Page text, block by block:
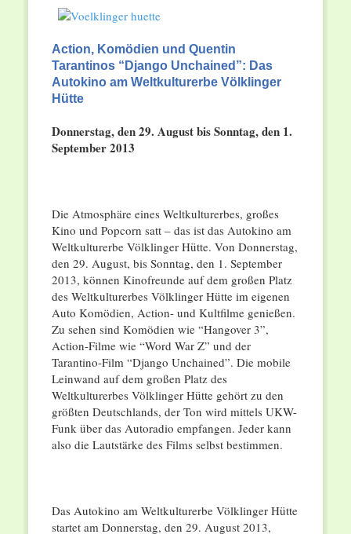
Action, Komödien und Quentin
Tarantinos “Django Unchained”: Das
Autokino am Weltkulturerbe Völklinger
Hütte
Donnerstag, den 29. August bis Sonntag, den 1.
September 2013
Die Atmosphäre eines Weltkulturerbes, großes
Kino und Popcorn satt – das ist das Autokino am
Weltkulturerbe Völklinger Hütte. Von Donnerstag,
den 29. August, bis Sonntag, den 1. September
2013, können Kinofreunde auf dem großen Platz
des Weltkulturerbes Völklinger Hütte im eigenen
Auto Komödien, Action- und Kultfilme genießen.
Zu sehen sind Komödien wie “Hangover 3”,
Action-Filme wie “Word War Z” und der
Tarantino-Film “Django Unchained”. Die mobile
Leinwand auf dem großen Platz des
Weltkulturerbes Völklinger Hütte gehört zu den
größten Deutschlands, der Ton wird mittels UKW-
Funk über das Autoradio empfangen. Jeder kann
also die Lautstärke des Films selbst bestimmen.
Das Autokino am Weltkulturerbe Völklinger Hütte
startet am Donnerstag, den 29. August 2013,